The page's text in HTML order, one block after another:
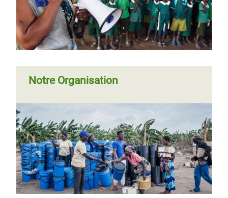
lesInstitutions financières internationales(en anglais)
Notre Organisation